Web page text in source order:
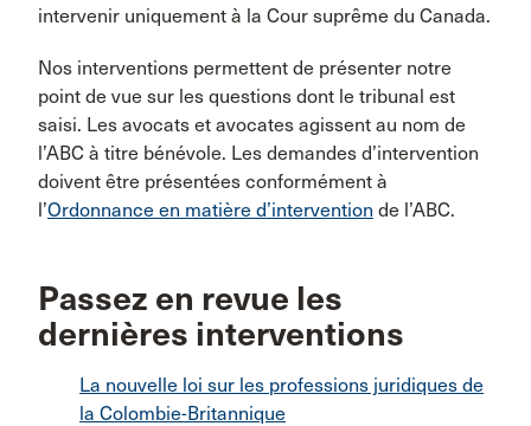
intervenir uniquement à la Cour suprême du Canada.
Nos interventions permettent de présenter notre
point de vue sur les questions dont le tribunal est
saisi. Les avocats et avocates agissent au nom de
l’ABC à titre bénévole. Les demandes d’intervention
doivent être présentées conformément à
l’Ordonnance en matière d’intervention de l’ABC.
Passez en revue les
dernières interventions
La nouvelle loi sur les professions juridiques de
la Colombie-Britannique